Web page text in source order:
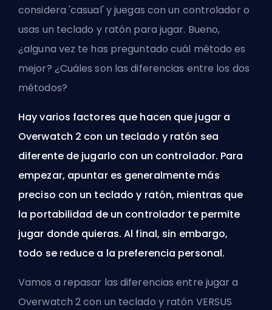
considera 'casual' y juegas con un controlador o
usas un teclado y ratón para jugar. Bueno,
¿alguna vez te has preguntado cuál método es
mejor? ¿Cuáles son las diferencias entre los dos
métodos?
Hay varios factores que hacen que jugar a
Overwatch 2 con un teclado y ratón sea
diferente de jugarlo con un controlador. Para
empezar, apuntar es generalmente más
preciso con un teclado y ratón, mientras que
la portabilidad de un controlador te permite
jugar donde quieras. Al final, sin embargo,
todo se reduce a la preferencia personal.
Vamos a repasar las diferencias entre jugar a
Overwatch 2 con un teclado y ratón VERSUS